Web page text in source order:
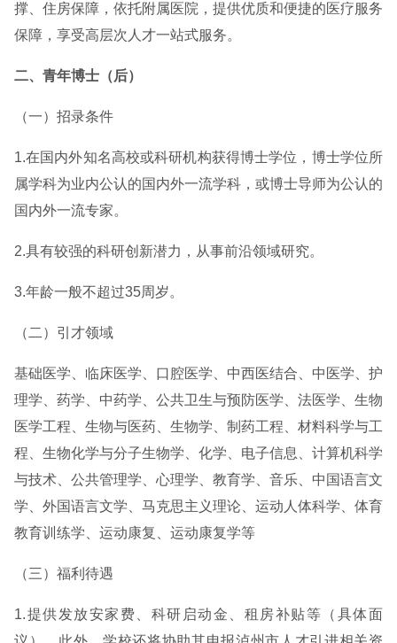
撑、住房保障，依托附属医院，提供优质和便捷的医疗服务
保障，享受高层次人才一站式服务。
二、青年博士（后）
（一）招录条件
1.在国内外知名高校或科研机构获得博士学位，博士学位所
属学科为业内公认的国内外一流学科，或博士导师为公认的
国内外一流专家。
2.具有较强的科研创新潜力，从事前沿领域研究。
3.年龄一般不超过35周岁。
（二）引才领域
基础医学、临床医学、口腔医学、中西医结合、中医学、护
理学、药学、中药学、公共卫生与预防医学、法医学、生物
医学工程、生物与医药、生物学、制药工程、材料科学与工
程、生物化学与分子生物学、化学、电子信息、计算机科学
与技术、公共管理学、心理学、教育学、音乐、中国语言文
学、外国语言文学、马克思主义理论、运动人体科学、体育
教育训练学、运动康复、运动康复学等
（三）福利待遇
1.提供发放安家费、科研启动金、租房补贴等（具体面